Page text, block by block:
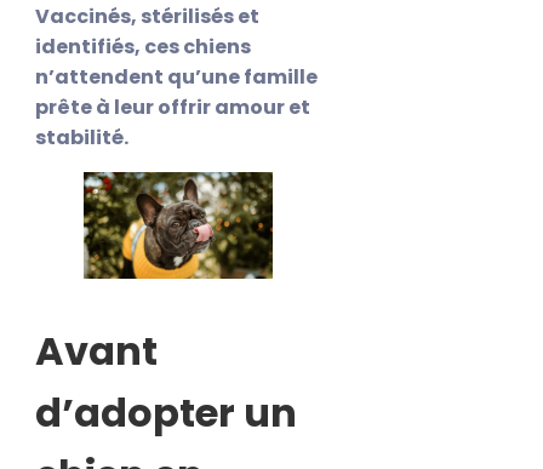
Vaccinés, stérilisés et
identifiés, ces chiens
n’attendent qu’une famille
prête à leur offrir amour et
stabilité.
Avant
d’adopter un